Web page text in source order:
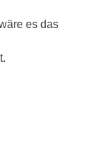
es das